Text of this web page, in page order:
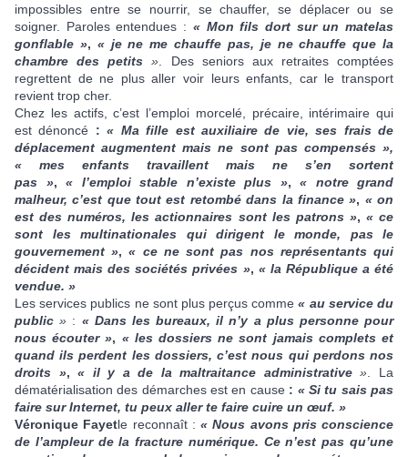
impossibles entre se nourrir, se chauffer, se déplacer ou se
soigner. Paroles entendues : « Mon fils dort sur un matelas
gonflable », « je ne me chauffe pas, je ne chauffe que la
chambre des petits» . Des seniors aux retraites comptées
regrettent de ne plus aller voir leurs enfants, car le transport
revient trop cher.
Chez les actifs, c’est l’emploi morcelé, précaire, intérimaire qui
est dénoncé :« Ma fille est auxiliaire de vie, ses frais de
déplacement augmentent mais ne sont pas compensés »,
« mes enfants travaillent mais ne s’en sortent
pas », « l’emploi stable n’existe plus », « notre grand
malheur, c’est que tout est retombé dans la finance », « on
est des numéros, les actionnaires sont les patrons », « ce
sont les multinationales qui dirigent le monde, pas le
gouvernement »,« ce ne sont pas nos représentants qui
décident mais des sociétés privées », « la République a été
vendue. »
Les services publics ne sont plus perçus comme « au service du
public» : « Dans les bureaux, il n’y a plus personne pour
nous écouter », « les dossiers ne sont jamais complets et
quand ils perdent les dossiers, c’est nous qui perdons nos
droits »,« il y a de la maltraitance administrative» . La
dématérialisation des démarches est en cause : « Si tu sais pas
faire sur Internet, tu peux aller te faire cuire un œuf. »
Véronique Fayetle reconnaît : « Nous avons pris conscience
de l’ampleur de la fracture numérique. Ce n’est pas qu’une